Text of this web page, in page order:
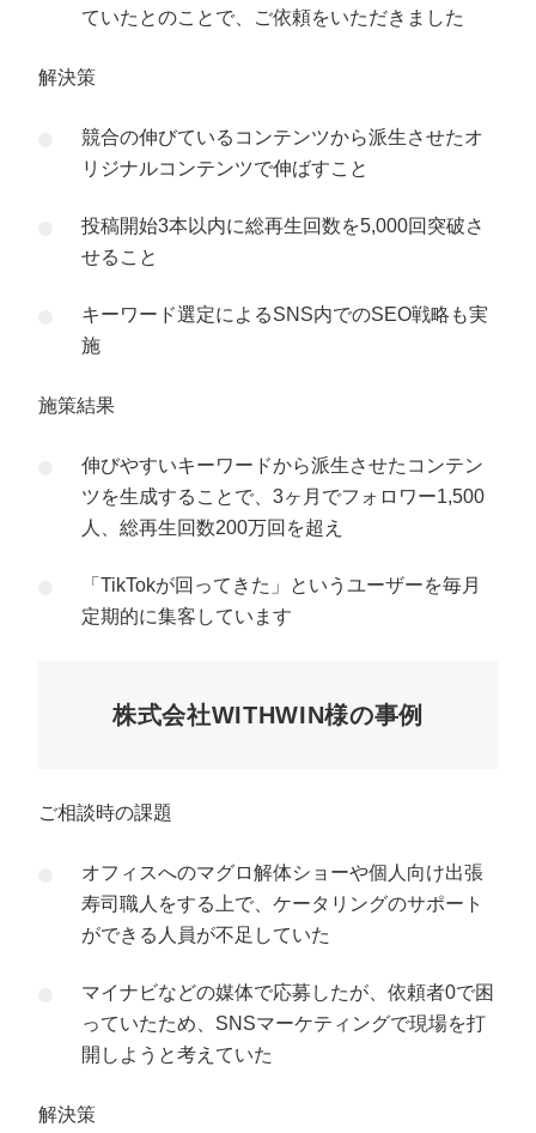
ていたとのことで、ご依頼をいただきました
解決策
競合の伸びているコンテンツから派生させたオ
リジナルコンテンツで伸ばすこと
投稿開始3本以内に総再生回数を5,000回突破さ
せること
キーワード選定によるSNS内でのSEO戦略も実
施
施策結果
伸びやすいキーワードから派生させたコンテン
ツを生成することで、3ヶ月でフォロワー1,500
人、総再生回数200万回を超え
「TikTokが回ってきた」というユーザーを毎月
定期的に集客しています
株式会社WITHWIN様の事例
ご相談時の課題
オフィスへのマグロ解体ショーや個人向け出張
寿司職人をする上で、ケータリングのサポート
ができる人員が不足していた
マイナビなどの媒体で応募したが、依頼者0で困
っていたため、SNSマーケティングで現場を打
開しようと考えていた
解決策